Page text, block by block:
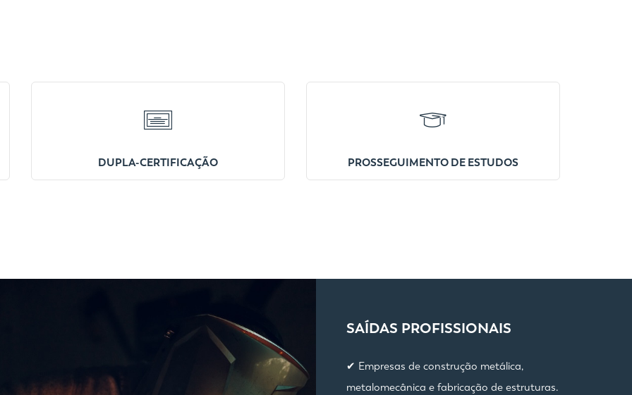
DUPLA-CERTIFICAÇÃO PROSSEGUIMENTO DE ESTUDOS
SAÍDAS PROFISSIONAIS
✔ Empresas de construção metálica,
metalomecânica e fabricação de estruturas.